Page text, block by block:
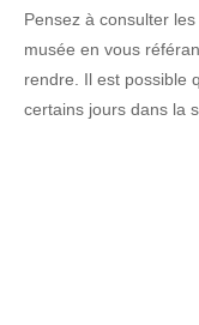
Pensez à consulter
musée en vous
rendre. Il est possible
certains jours dans la